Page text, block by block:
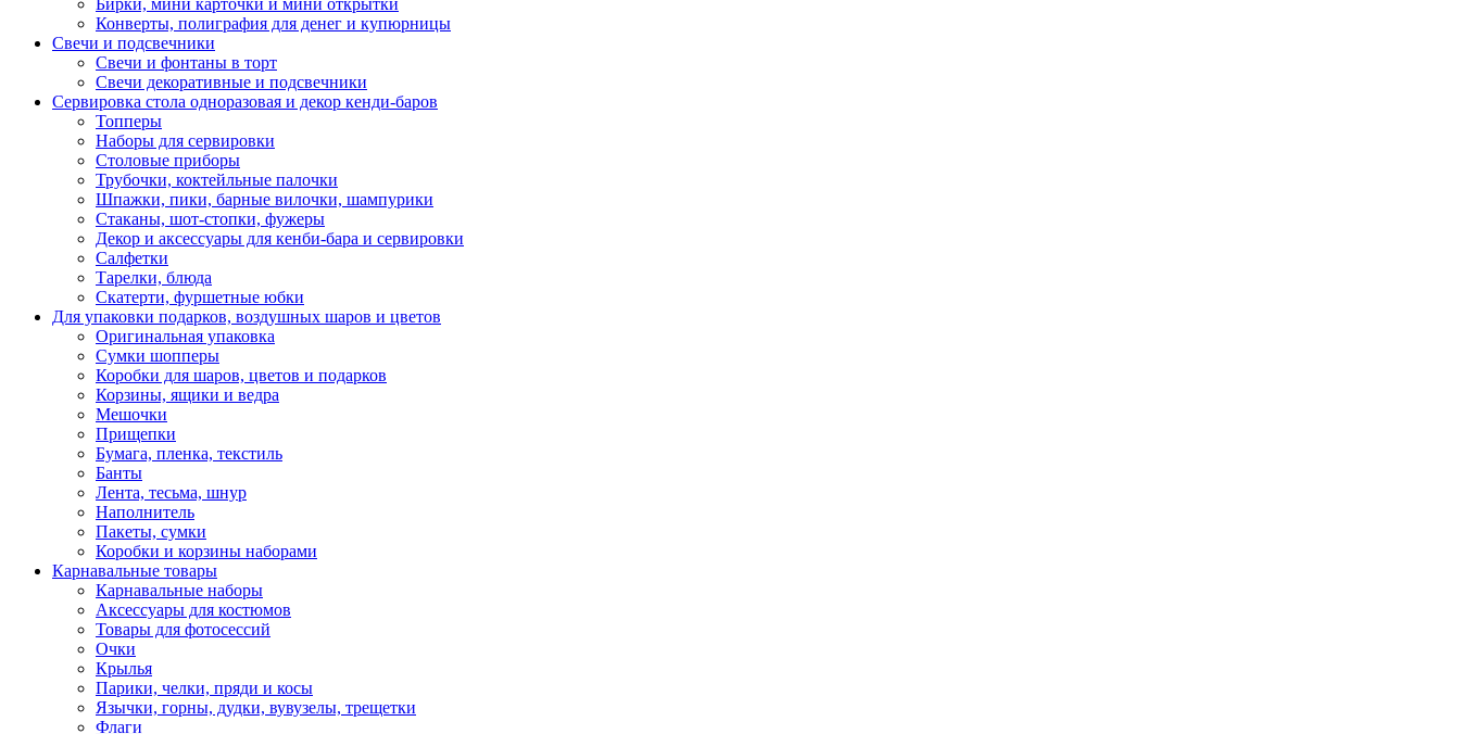
Бирки, мини карточки и мини открытки
Конверты, полиграфия для денег и купюрницы
Свечи и подсвечники
Свечи и фонтаны в торт
Свечи декоративные и подсвечники
Сервировка стола одноразовая и декор кенди-баров
Топперы
Наборы для сервировки
Столовые приборы
Трубочки, коктейльные палочки
Шпажки, пики, барные вилочки, шампурики
Стаканы, шот-стопки, фужеры
Декор и аксессуары для кенби-бара и сервировки
Салфетки
Тарелки, блюда
Скатерти, фуршетные юбки
Для упаковки подарков, воздушных шаров и цветов
Оригинальная упаковка
Сумки шопперы
Коробки для шаров, цветов и подарков
Корзины, ящики и ведра
Мешочки
Прищепки
Бумага, пленка, текстиль
Банты
Лента, тесьма, шнур
Наполнитель
Пакеты, сумки
Коробки и корзины наборами
Карнавальные товары
Карнавальные наборы
Аксессуары для костюмов
Товары для фотосессий
Очки
Крылья
Парики, челки, пряди и косы
Язычки, горны, дудки, вувузелы, трещетки
Флаги